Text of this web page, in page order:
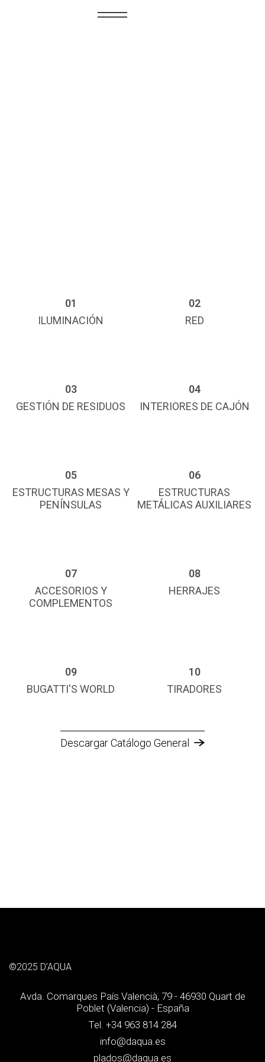
01
ILUMINACIÓN
02
RED
03
GESTIÓN DE RESIDUOS
04
INTERIORES DE CAJÓN
05
ESTRUCTURAS MESAS Y
PENÍNSULAS
06
ESTRUCTURAS
METÁLICAS AUXILIARES
07
ACCESORIOS Y
COMPLEMENTOS
08
HERRAJES
09
BUGATTI'S WORLD
10
TIRADORES
Descargar Catálogo General
©2025 D’AQUA
Avda. Comarques País Valencià, 79 - 46930 Quart de
Poblet (Valencia) - España
Tel. +34 963 814 284
info@daqua.es
plados@daqua.es